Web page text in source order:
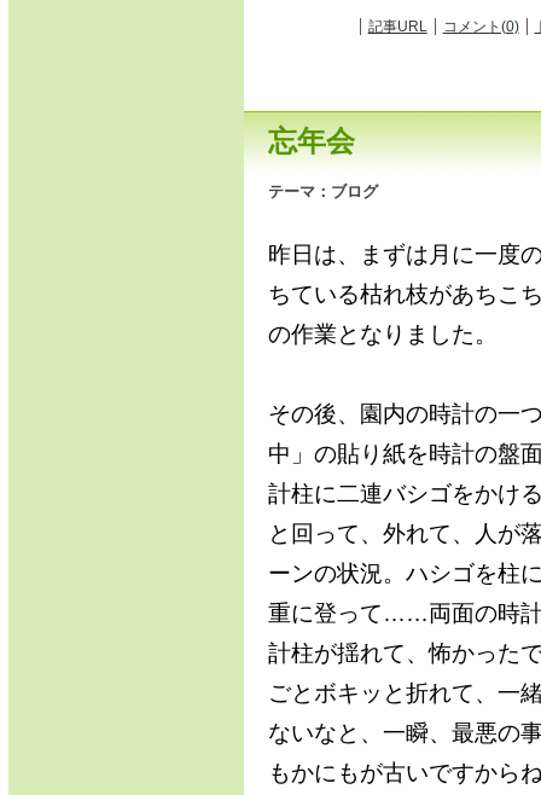
記事URL コメント(0)
忘年会
テーマ： ブログ
昨日は、まずは月に一度
ちている枯れ枝があちこ
の作業となりました。
その後、園内の時計の一
中」の貼り紙を時計の盤
計柱に二連バシゴをかけ
と回って、外れて、人が
ーンの状況。ハシゴを柱
重に登って……両面の時
計柱が揺れて、怖かった
ごとボキッと折れて、一
ないなと、一瞬、最悪の
もかにもが古いですから